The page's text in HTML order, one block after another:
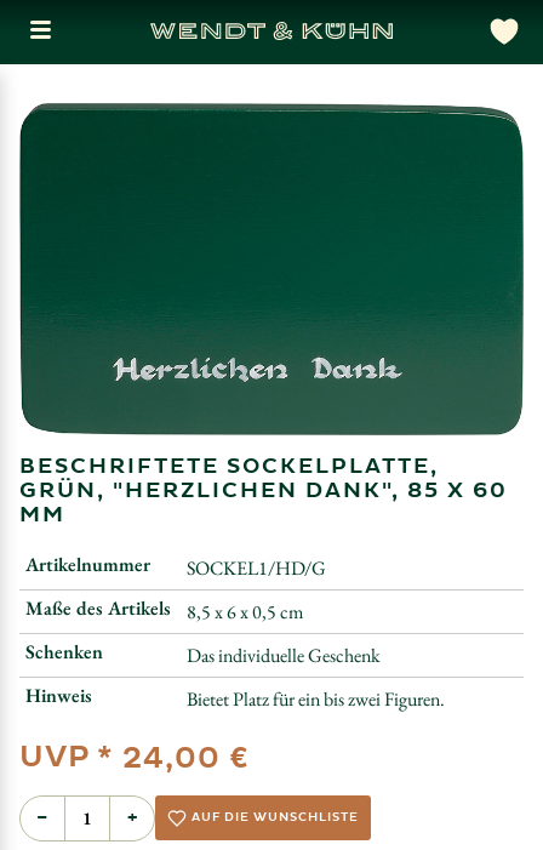
BESCHRIFTETE SOCKELPLATTE,
GRÜN, "HERZLICHEN DANK", 85 X 60
MM
Artikelnummer
SOCKEL1/HD/G
Maße des Artikels
8,5 x 6 x 0,5 cm
Schenken
Das individuelle Geschenk
Hinweis
Bietet Platz für ein bis zwei Figuren.
UVP * 24,00 €
− + AUF DIE WUNSCHLISTE